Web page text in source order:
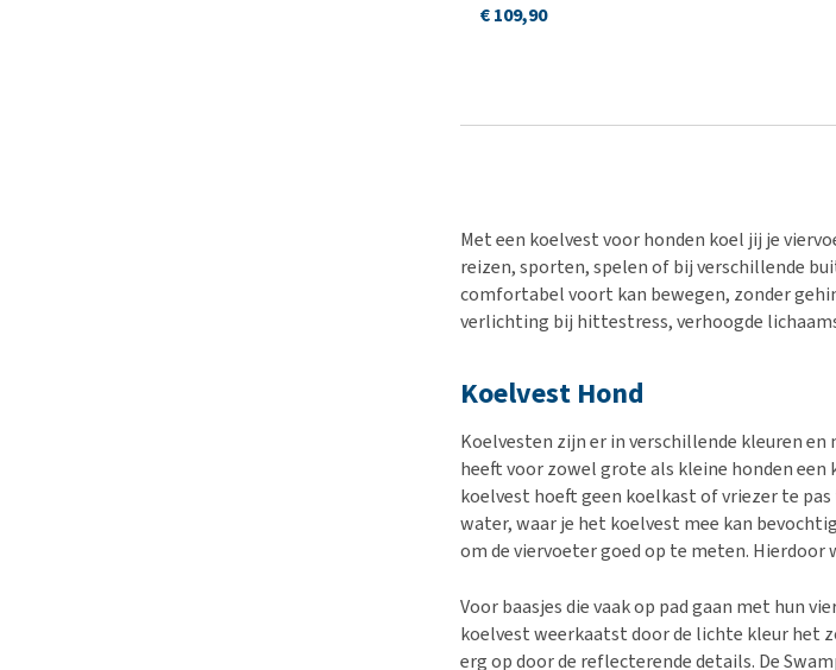
€ 109,90
Met een koelvest voor honden koel jij je
reizen, sporten, spelen of bij verschillende
comfortabel voort kan bewegen, zonder
verlichting bij hittestress, verhoogde
Koelvest Hond
Koelvesten zijn er in verschillende kleuren
heeft voor zowel grote als kleine honden
koelvest hoeft geen koelkast of vriezer te
water, waar je het koelvest mee kan
om de viervoeter goed op te meten.
Voor baasjes die vaak op pad gaan met hun
koelvest weerkaatst door de lichte kleur het
erg op door de reflecterende details. De